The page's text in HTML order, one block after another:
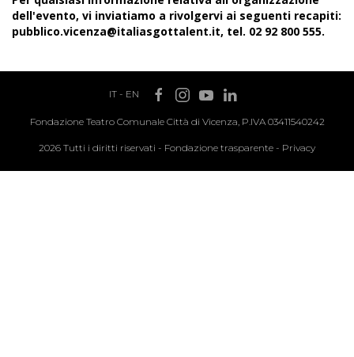
dell'evento, vi inviatiamo a rivolgervi ai seguenti recapiti:
pubblico.vicenza@italiasgottalent.it, tel. 02 92 800 555.
IT- EN
Fondazione Teatro Comunale Città di Vicenza, P.IVA 03411540242
2026 Tutti i diritti riservati - Fondazione trasparente - Privacy